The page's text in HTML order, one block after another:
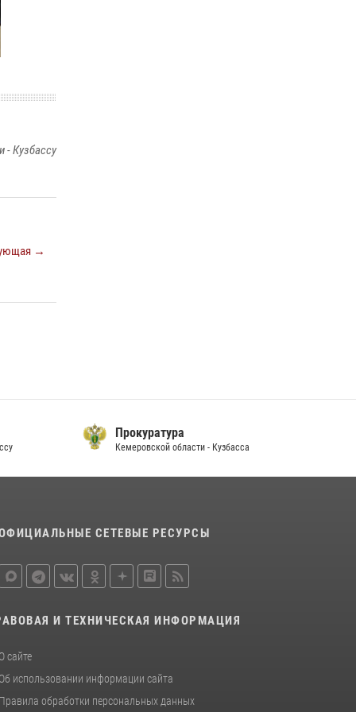
- Кузбассу
→
Прокуратура
Кемеровской области - Кузбасса
СЕТЕВЫЕ РЕСУРСЫ
И ТЕХНИЧЕСКАЯ ИНФОРМАЦИЯ
О сайте
Об использовании информации сайта
Правила обработки персональных данных